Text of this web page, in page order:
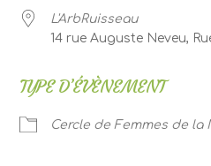
L'ArbRuisseau
14 rue Auguste Neveu,
TYPE D’ÉVÈNEMENT
Cercle de Femmes de la